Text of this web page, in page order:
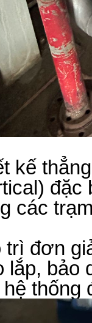
kế
đặc
các
trì đơn
lắp, bảo
hệ thống